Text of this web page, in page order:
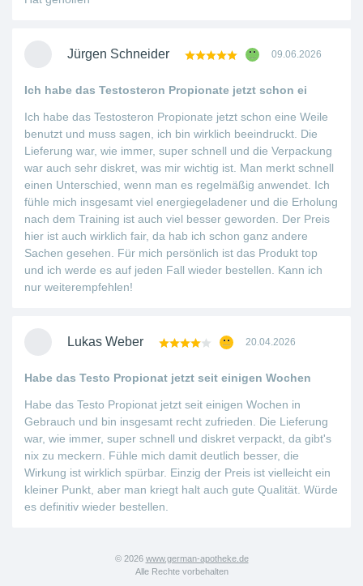
Jürgen Schneider 09.06.2026
Ich habe das Testosteron Propionate jetzt schon ei
Ich habe das Testosteron Propionate jetzt schon eine Weile
benutzt und muss sagen, ich bin wirklich beeindruckt. Die
Lieferung war, wie immer, super schnell und die Verpackung
war auch sehr diskret, was mir wichtig ist. Man merkt schnell
einen Unterschied, wenn man es regelmäßig anwendet. Ich
fühle mich insgesamt viel energiegeladener und die Erholung
nach dem Training ist auch viel besser geworden. Der Preis
hier ist auch wirklich fair, da hab ich schon ganz andere
Sachen gesehen. Für mich persönlich ist das Produkt top
und ich werde es auf jeden Fall wieder bestellen. Kann ich
nur weiterempfehlen!
Lukas Weber 20.04.2026
Habe das Testo Propionat jetzt seit einigen Wochen
Habe das Testo Propionat jetzt seit einigen Wochen in
Gebrauch und bin insgesamt recht zufrieden. Die Lieferung
war, wie immer, super schnell und diskret verpackt, da gibt's
nix zu meckern. Fühle mich damit deutlich besser, die
Wirkung ist wirklich spürbar. Einzig der Preis ist vielleicht ein
kleiner Punkt, aber man kriegt halt auch gute Qualität. Würde
es definitiv wieder bestellen.
© 2026 www.german-apotheke.de
Alle Rechte vorbehalten